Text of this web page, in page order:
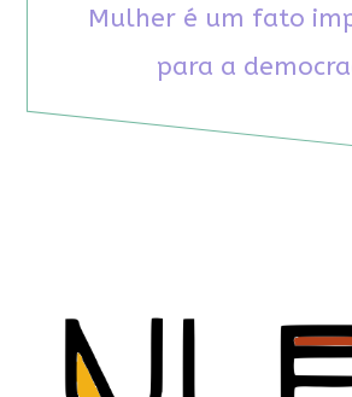
Mulher é um fato
para a